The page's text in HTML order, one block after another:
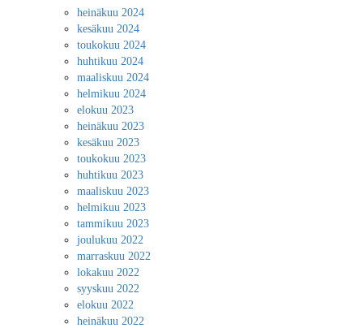
heinäkuu 2024
kesäkuu 2024
toukokuu 2024
huhtikuu 2024
maaliskuu 2024
helmikuu 2024
elokuu 2023
heinäkuu 2023
kesäkuu 2023
toukokuu 2023
huhtikuu 2023
maaliskuu 2023
helmikuu 2023
tammikuu 2023
joulukuu 2022
marraskuu 2022
lokakuu 2022
syyskuu 2022
elokuu 2022
heinäkuu 2022